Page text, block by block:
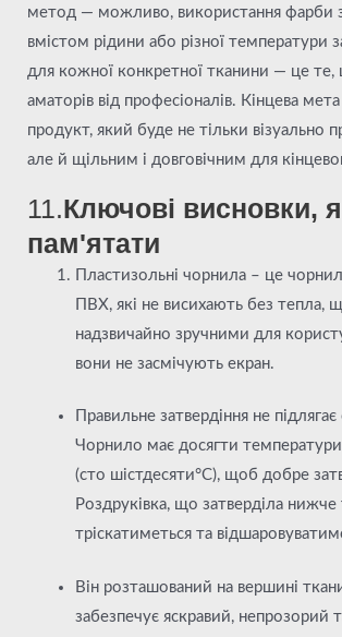
метод — можливо, використання фарби
вмістом рідини або різної температури
для кожної конкретної тканини — це те,
аматорів від професіоналів. Кінцева
продукт, який буде не тільки візуально
але й щільним і довговічним для
11.Ключові висновки,
пам'ятати
Пластизольні чорнила – це
ПВХ, які не висихають без тепла,
надзвичайно зручними для
вони не засмічують екран.
Правильне затвердіння не
Чорнило має досягти
(сто шістдесяти°C), щоб добре
Роздруківка, що затверділа
тріскатиметься та
Він розташований на вершині
забезпечує яскравий, непрозорий